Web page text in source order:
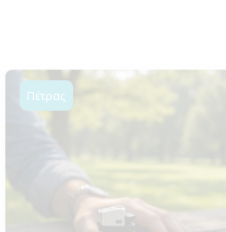
Πέτρας